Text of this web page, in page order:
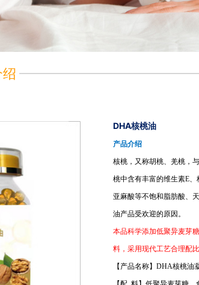
绍
DHA核桃油
产品介绍
核桃，又称胡桃、羌桃，
桃中含有丰富的维生素E
亚麻酸等不饱和脂肪酸、
油产品受欢迎的原因。
本品科学添加低聚异麦芽
料，采用现代工艺合理配比
【产品名称】DHA核桃油